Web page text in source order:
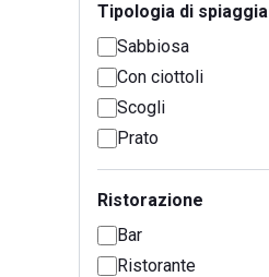
Tipologia di spiaggia
Sabbiosa
Con ciottoli
Scogli
Prato
Ristorazione
Bar
Ristorante